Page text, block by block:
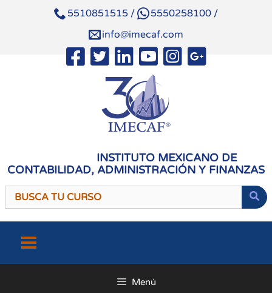
5510851515 / 5550258100 /
info@imecaf.com
INSTITUTO MEXICANO DE
CONTABILIDAD, ADMINISTRACIÓN Y FINANZAS
Menú